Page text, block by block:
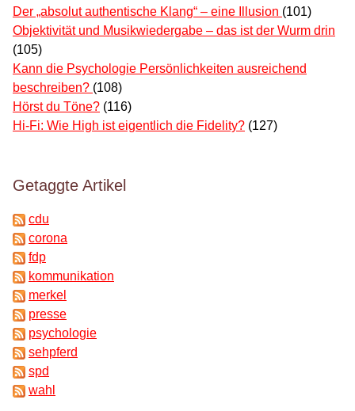
Der „absolut authentische Klang“ – eine Illusion (101)
Objektivität und Musikwiedergabe – das ist der Wurm drin
(105)
Kann die Psychologie Persönlichkeiten ausreichend
beschreiben? (108)
Hörst du Töne? (116)
Hi-Fi: Wie High ist eigentlich die Fidelity? (127)
Getaggte Artikel
cdu
corona
fdp
kommunikation
merkel
presse
psychologie
sehpferd
spd
wahl